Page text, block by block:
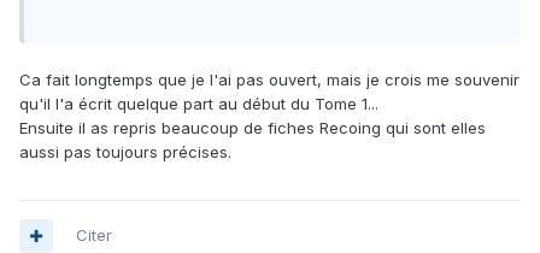
Ca fait longtemps que je l'ai pas ouvert, mais je crois me souvenir
qu'il l'a écrit quelque part au début du Tome 1...
Ensuite il as repris beaucoup de fiches Recoing qui sont elles
aussi pas toujours précises.
Citer